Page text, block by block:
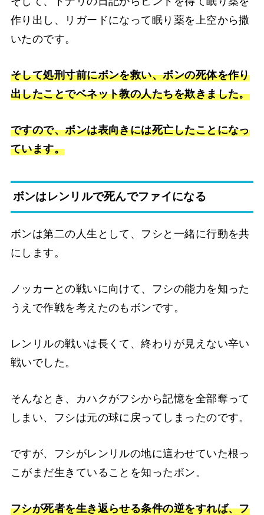
作り出し、リガードになって眠り薬を上空から撒
いたのです。
そして処刑寸前にボンを救い、ボンの死体を作り
出したことでベネット教の人たちを欺きました。
ですので、ボンは表向きには死亡したことになっ
ています。
ボンはレンリルで死んでファイになる
ボンは第二の人生として、フシと一緒に行動を共
にします。
ノッカーとの戦いに向けて、フシの能力を知った
うえで作戦を考えたのもボンです。
レンリルの戦いは長くて、終わりが見えない辛い
戦いでした。
そんなとき、カハクがフシから記憶を全部奪って
しまい、フシは元の球に戻ってしまったのです。
ですが、フシがレンリルの地に這わせていた根っ
こがまだ生きていることを知ったボン。
フシが死者を生き返らせる条件の逆をすれば、フ